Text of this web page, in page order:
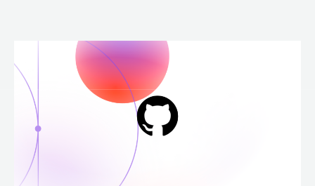
para
conteúdo